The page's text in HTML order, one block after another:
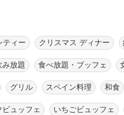
ティー クリスマス ディナー
み放題 食べ放題・ブッフェ
グリル スペイン料理 和食
ビュッフェ いちごビュッフェ